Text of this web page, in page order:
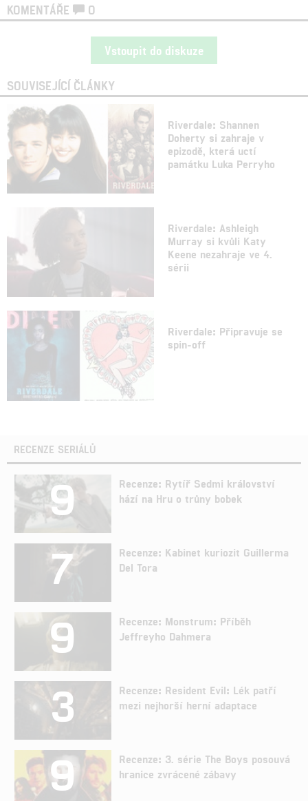
KOMENTÁŘE 0
Vstoupit do diskuze
SOUVISEJÍCÍ ČLÁNKY
Riverdale: Shannen
Doherty si zahraje v
epizodě, která uctí
památku Luka Perryho
Riverdale: Ashleigh
Murray si kvůli Katy
Keene nezahraje ve 4.
sérii
Riverdale: Připravuje se
spin-off
RECENZE SERIÁLŮ
9
Recenze: Rytíř Sedmi království
hází na Hru o trůny bobek
7
Recenze: Kabinet kuriozit Guillerma
Del Tora
9
Recenze: Monstrum: Příběh
Jeffreyho Dahmera
3
Recenze: Resident Evil: Lék patří
mezi nejhorší herní adaptace
9
Recenze: 3. série The Boys posouvá
hranice zvrácené zábavy